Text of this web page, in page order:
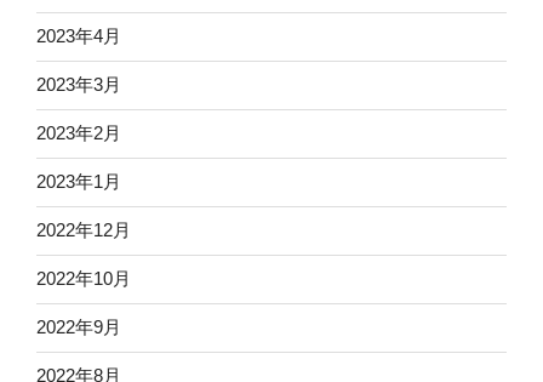
2023年4月
2023年3月
2023年2月
2023年1月
2022年12月
2022年10月
2022年9月
2022年8月